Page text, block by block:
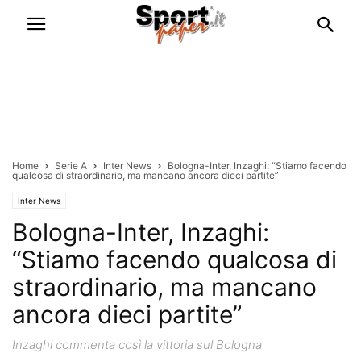
Home Serie A Inter News
Bologna-Inter, Inzaghi: “Stiamo facendo
qualcosa di straordinario, ma mancano ancora dieci partite”
Inter News
Bologna-Inter, Inzaghi:
“Stiamo facendo qualcosa di
straordinario, ma mancano
ancora dieci partite”
Inzaghi commenta così la vittoria sul Bologna